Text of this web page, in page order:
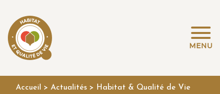
MENU
Accueil > Actualités > Habitat & Qualité de Vie